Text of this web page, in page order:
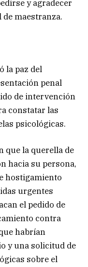
y agradecer
maestranza.
la paz del
penal
de intervención
constatar las
psicológicas.
que la querella de
hacia su persona,
hostigamiento
urgentes
el pedido de
contra
habrían
y una solicitud de
sobre el